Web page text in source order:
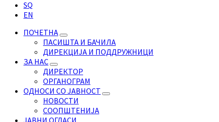
SQ
EN
ПОЧЕТНА
ПАСИШТА И БАЧИЛА
ДИРЕКЦИЈА И ПОДДРУЖНИЦИ
ЗА НАС
ДИРЕКТОР
ОРГАНОГРАМ
ОДНОСИ СО ЈАВНОСТ
НОВОСТИ
СООПШТЕНИЈА
ЈАВНИ ОГЛАСИ